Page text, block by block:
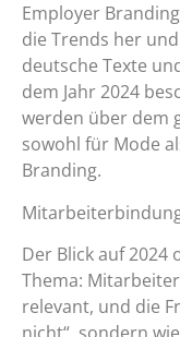
Employer
die Trends her
deutsche Texte
dem Jahr 2024
werden über dem
sowohl für Mode
Branding.
Der Blick auf 2024
Thema:
relevant, und die